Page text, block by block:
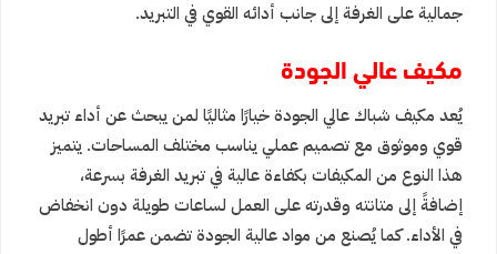
جمالية على الغرفة إلى جانب أدائه القوي في التبريد.
مكيف عالي الجودة
يُعد مكيف شباك عالي الجودة خيارًا مثاليًا لمن يبحث عن أداء تبريد
قوي وموثوق مع تصميم عملي يناسب مختلف المساحات. يتميز
هذا النوع من المكيفات بكفاءة عالية في تبريد الغرفة بسرعة،
إضافةً إلى متانته وقدرته على العمل لساعات طويلة دون انخفاض
في الأداء. كما يُصنع من مواد عالية الجودة تضمن عمرًا أطول